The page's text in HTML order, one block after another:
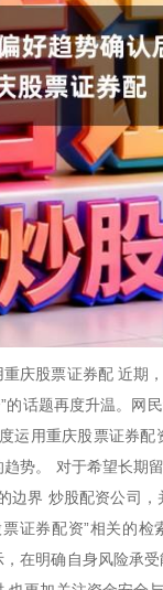
庆股票证券配 近期
话题再度升温。网
运用重庆股票证券
势。 对于希望长期
边界 炒股配资公司
证券配资”相关的
在明确自身风险承